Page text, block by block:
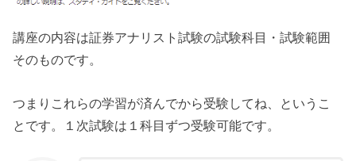
講座の内容は証券アナリスト試験の試験科目・試験範囲
そのものです。
つまりこれらの学習が済んでから受験してね、というこ
とです。１次試験は１科目ずつ受験可能です。